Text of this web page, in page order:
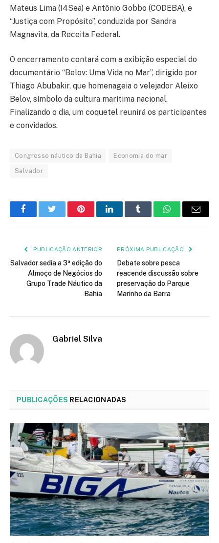
Mateus Lima (I4Sea) e Antônio Gobbo (CODEBA), e
“Justiça com Propósito”, conduzida por Sandra
Magnavita, da Receita Federal.
O encerramento contará com a exibição especial do
documentário “Belov: Uma Vida no Mar”, dirigido por
Thiago Abubakir, que homenageia o velejador Aleixo
Belov, símbolo da cultura marítima nacional.
Finalizando o dia, um coquetel reunirá os participantes
e convidados.
Congresso náutico da Bahia Economia do mar
Salvador
FacebookTwitter PinterestLinkedInTumblr WhatsApp
E-
PUBLICAÇÃO ANTERIOR
Salvador sedia a 3ª edição do
Almoço de Negócios do
Grupo Trade Náutico da
Bahia
PRÓXIMA PUBLICAÇÃO
Debate sobre pesca
reacende discussão sobre
preservação do Parque
Marinho da Barra
Gabriel Silva
PUBLICAÇÕES RELACIONADAS